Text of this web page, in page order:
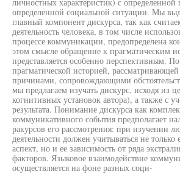
определенной социальной ситуации. Мы
главный компонент дискурса, так как
деятельность человека, в том числе
процессе коммуникации, предопределена
этом смысле обращение к прагматическим
представляется особенно перспективным.
прагматической историей,
причинами, сопровождающими
мы предлагаем изучать дискурс, исходя из
когнитивных установок автора), а также с
результата. Понимание дискурса как
коммуникативного события предполагает
ракурсов его рассмотрения: при изучении
деятельности должен учитываться не только
аспект, но и ее зависимость от ряда
факторов. Языковое взаимодействие
осуществляется на фоне разных соци-